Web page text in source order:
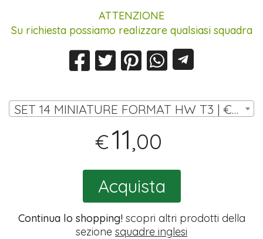
ATTENZIONE
Su richiesta possiamo realizzare qualsiasi squadra
SET 14 MINIATURE FORMAT HW T3 | € 11,00
€11,00
Acquista
Continua lo shopping!scopri altri prodotti della
sezione squadre inglesi